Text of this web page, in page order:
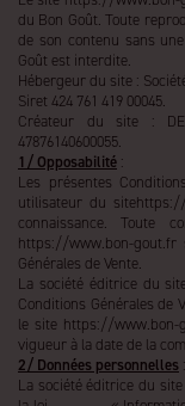
du Bon Goût. Toute
de son contenu sans
Goût est interdite.
Hébergeur du site :
Siret 424 761 419 00045.
Créateur du site :
47876140600055.
1/ Opposabilité :
Les présentes
utilisateur du
connaissance. Toute
https://www.bon-gout.fr
Générales de Vente.
La société éditrice du
Conditions Générales de
le site https://www.bon-
vigueur à la date de la
2/ Données personnelles :
La société éditrice du